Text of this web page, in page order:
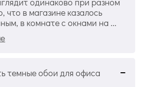
что в магазине казалось
в комнате с окнами на ...
темные обои для офиса